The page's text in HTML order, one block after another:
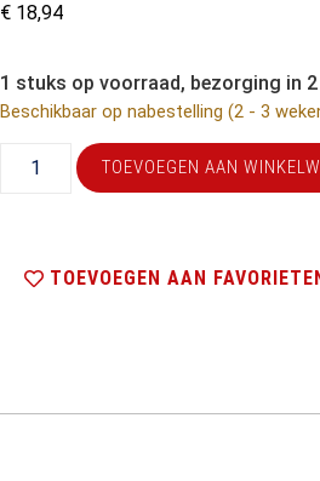
€ 18,94
1 stuks op voorraad, bezorging in 2
Beschikbaar op nabestelling (2 - 3
TOEVOEGEN AAN
TOEVOEGEN AAN